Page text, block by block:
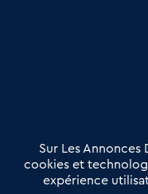
Offres Pro
Actualités
Qui sommes nous ?
Derniers articles
Sur Les Annonces
cookies et
expérience